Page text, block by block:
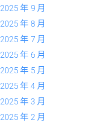
2025 年 9 月
2025 年 8 月
2025 年 7 月
2025 年 6 月
2025 年 5 月
2025 年 4 月
2025 年 3 月
2025 年 2 月